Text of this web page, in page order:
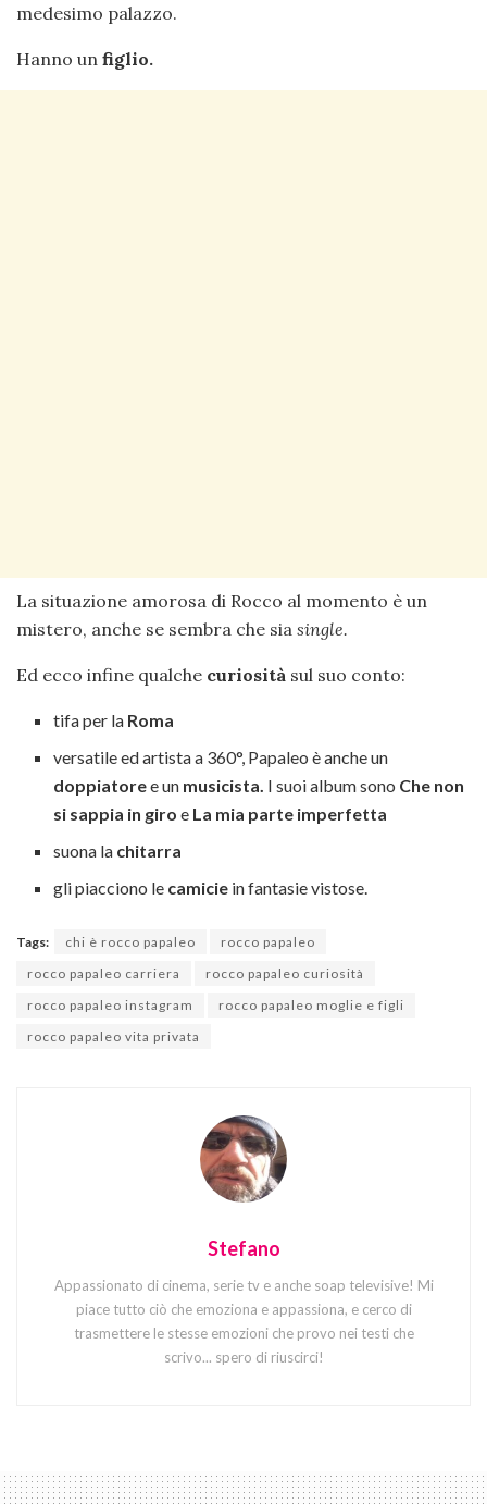
medesimo palazzo.
Hanno un figlio.
La situazione amorosa di Rocco al momento è un
mistero, anche se sembra che sia single.
Ed ecco infine qualche curiosità sul suo conto:
tifa per la Roma
versatile ed artista a 360°, Papaleo è anche un
doppiatoree un musicista. I suoi album sono Che non
si sappia in giro e La mia parte imperfetta
suona la chitarra
gli piacciono le camicie in fantasie vistose.
Tags: chi è rocco papaleo
rocco papaleo
rocco papaleo carriera
rocco papaleo curiosità
rocco papaleo instagram
rocco papaleo moglie e figli
rocco papaleo vita privata
Stefano
Appassionato di cinema, serie tv e anche soap televisive! Mi
piace tutto ciò che emoziona e appassiona, e cerco di
trasmettere le stesse emozioni che provo nei testi che
scrivo... spero di riuscirci!